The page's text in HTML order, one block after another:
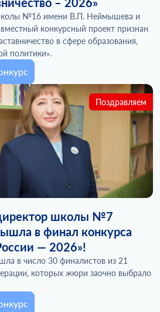
№16 имени В.П. Неймышева и
конкурсный проект признан
в сфере образования,
политики».
Поздравляем
школы №7
в финал конкурса
— 2026»!
в число 30 финалистов из 21
которых жюри заочно выбрало